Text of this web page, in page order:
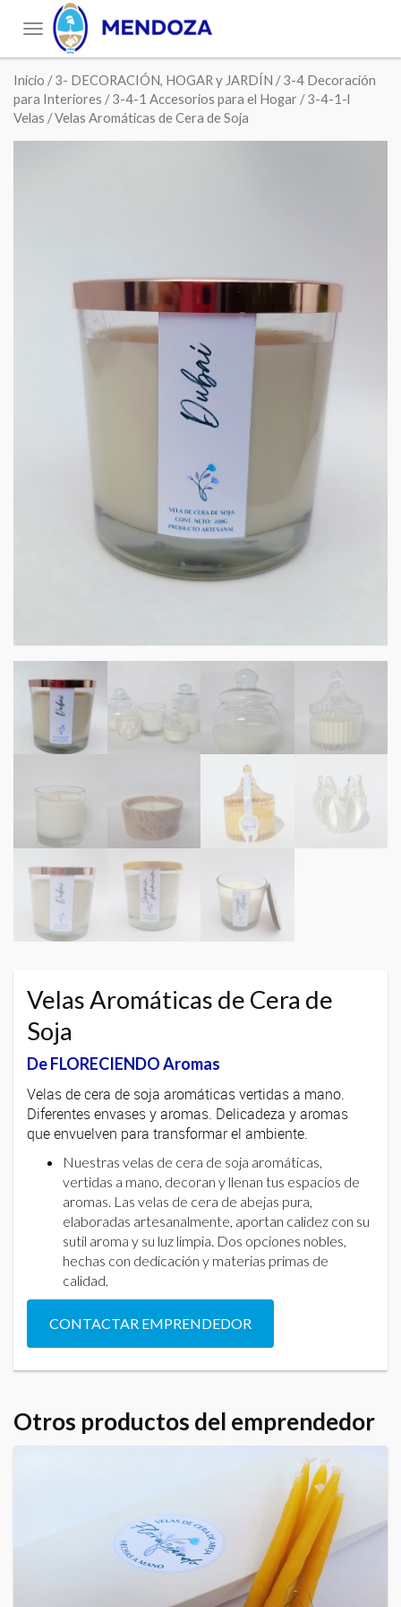
Toggle
navigation
Inicio /3- DECORACIÓN, HOGAR y JARDÍN /3-4 Decoración
para Interiores /3-4-1 Accesorios para el Hogar /3-4-1-l
Velas / Velas Aromáticas de Cera de Soja
Velas Aromáticas de Cera de
Soja
De FLORECIENDO Aromas
Velas de cera de soja aromáticas vertidas a mano.
Diferentes envases y aromas. Delicadeza y aromas
que envuelven para transformar el ambiente.
Nuestras velas de cera de soja aromáticas,
vertidas a mano, decoran y llenan tus espacios de
aromas. Las velas de cera de abejas pura,
elaboradas artesanalmente, aportan calidez con su
sutil aroma y su luz limpia. Dos opciones nobles,
hechas con dedicación y materias primas de
calidad.
CONTACTAR EMPRENDEDOR
Otros productos del emprendedor